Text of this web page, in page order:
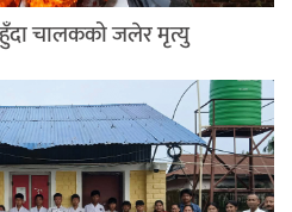
चालकको जलेर मृत्यु